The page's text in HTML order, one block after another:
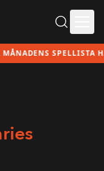
SPELLISTA HÄR!